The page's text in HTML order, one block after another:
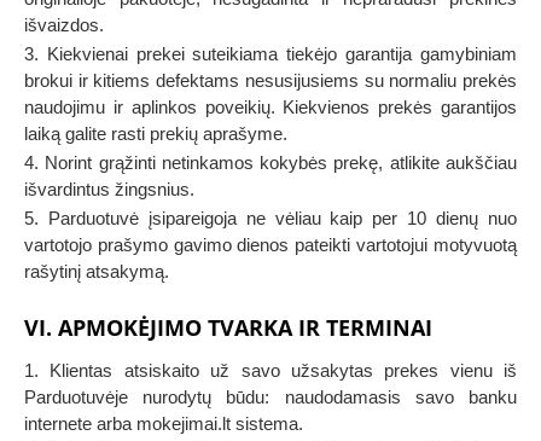
išvaizdos.
3. Kiekvienai prekei suteikiama tiekėjo garantija gamybiniam
brokui ir kitiems defektams nesusijusiems su normaliu prekės
naudojimu ir aplinkos poveikių. Kiekvienos prekės garantijos
laiką galite rasti prekių aprašyme.
4. Norint grąžinti netinkamos kokybės prekę, atlikite aukščiau
išvardintus žingsnius.
5. Parduotuvė įsipareigoja ne vėliau kaip per 10 dienų nuo
vartotojo prašymo gavimo dienos pateikti vartotojui motyvuotą
rašytinį atsakymą.
VI. APMOKĖJIMO TVARKA IR TERMINAI
1. Klientas atsiskaito už savo užsakytas prekes vienu iš
Parduotuvėje nurodytų būdu: naudodamasis savo banku
internete arba mokejimai.lt sistema.